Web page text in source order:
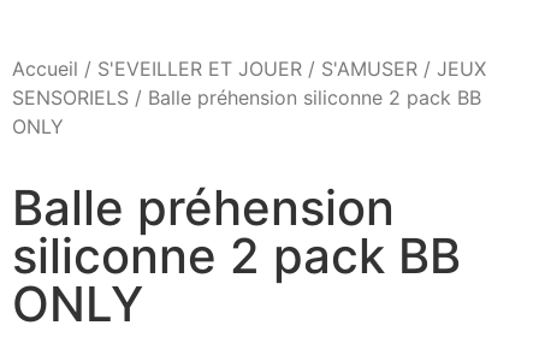
Accueil / S'EVEILLER ET JOUER / S'AMUSER / JEUX
SENSORIELS / Balle préhension siliconne 2 pack BB
ONLY
Balle préhension
siliconne 2 pack BB
ONLY